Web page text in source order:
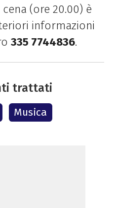
(ore 20.00) è
informazioni
335 7744836.
trattati
Musica